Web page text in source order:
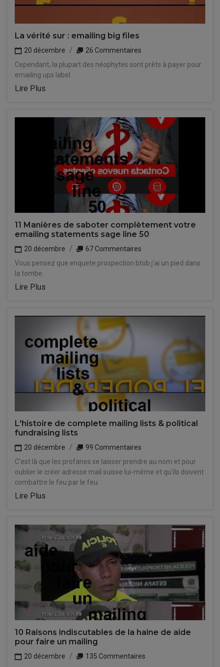
La vérité sur : emailing big files
20 décembre
26 Commentaires
Cependant, la plupart des néophytes sont prêts à payer pour
emailing ups label.
Lire Plus
11 Manières de saboter complètement votre
emailing statements sage line 50
20 décembre
67 Commentaires
Vous pensez que enquete prospection btob j'ai un pied dans
la tombe.
Lire Plus
L'histoire de complete mailing lists & political
fundraising lists
20 décembre
99 Commentaires
C'est là que les profanes se laisser prendre au nom et pour
oublier le créer adresse mail suisse lui-même et qu'ils doivent
combattre le feu par le feu.
Lire Plus
10 Raisons indiscutables de la haine de aide
pour faire un mailing
20 décembre
135 Commentaires